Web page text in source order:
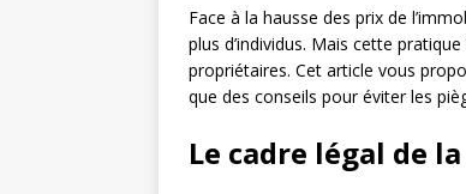
Face à la hausse des prix de
plus d’individus. Mais cette
propriétaires. Cet article vous
que des conseils pour éviter les
Le cadre légal de